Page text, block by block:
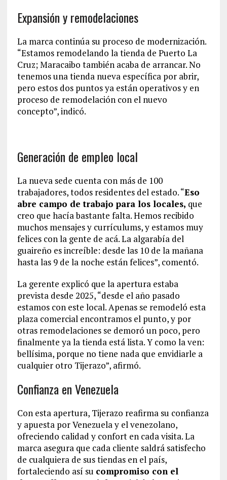
Expansión y remodelaciones
La marca continúa su proceso de modernización.
“Estamos remodelando la tienda de Puerto La
Cruz; Maracaibo también acaba de arrancar. No
tenemos una tienda nueva específica por abrir,
pero estos dos puntos ya están operativos y en
proceso de remodelación con el nuevo
concepto”, indicó.
Generación de empleo local
La nueva sede cuenta con más de 100
trabajadores, todos residentes del estado. “Eso
abre campo de trabajo para los locales, que
creo que hacía bastante falta. Hemos recibido
muchos mensajes y currículums, y estamos muy
felices con la gente de acá. La algarabía del
guaireño es increíble: desde las 10 de la mañana
hasta las 9 de la noche están felices”, comentó.
La gerente explicó que la apertura estaba
prevista desde 2025, “desde el año pasado
estamos con este local. Apenas se remodeló esta
plaza comercial encontramos el punto, y por
otras remodelaciones se demoró un poco, pero
finalmente ya la tienda está lista. Y como la ven:
bellísima, porque no tiene nada que envidiarle a
cualquier otro Tijerazo”, afirmó.
Confianza en Venezuela
Con esta apertura, Tijerazo reafirma su confianza
y apuesta por Venezuela y el venezolano,
ofreciendo calidad y confort en cada visita. La
marca asegura que cada cliente saldrá satisfecho
de cualquiera de sus tiendas en el país,
fortaleciendo así su compromiso con el